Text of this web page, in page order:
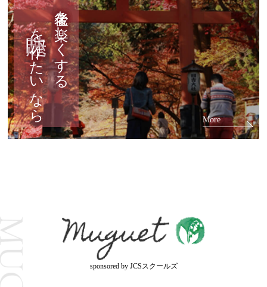
老後を楽しくする
を作りたいなら
More
sponsored by JCSスクールズ